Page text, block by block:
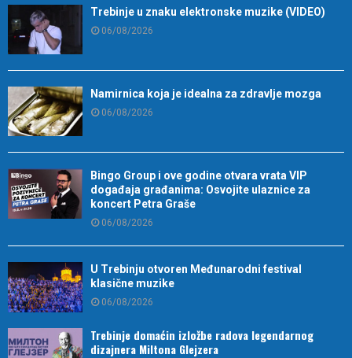
Trebinje u znaku elektronske muzike (VIDEO)
06/08/2026
Namirnica koja je idealna za zdravlje mozga
06/08/2026
Bingo Group i ove godine otvara vrata VIP
događaja građanima: Osvojite ulaznice za
koncert Petra Graše
06/08/2026
U Trebinju otvoren Međunarodni festival
klasične muzike
06/08/2026
Trebinje domaćin izložbe radova legendarnog
dizajnera Miltona Glejzera